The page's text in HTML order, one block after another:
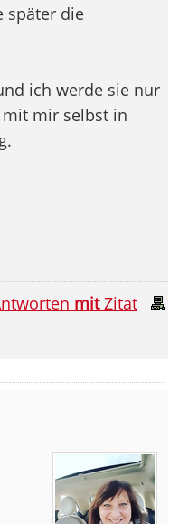
später die
ich werde sie nur
mir selbst in
mitZitat